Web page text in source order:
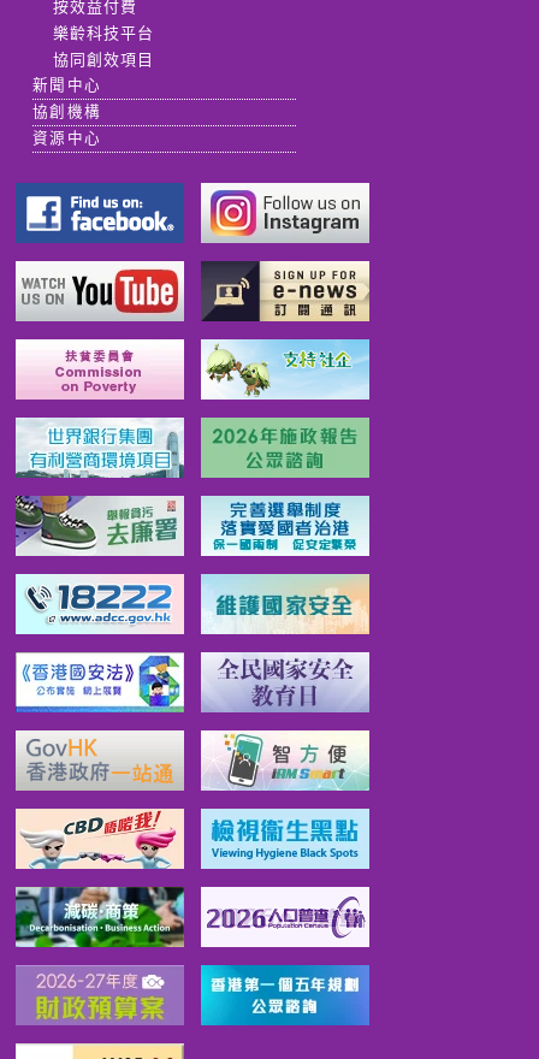
按效益付費
樂齡科技平台
協同創效項目
新聞中心
協創機構
資源中心